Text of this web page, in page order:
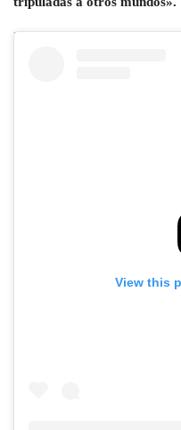
View this